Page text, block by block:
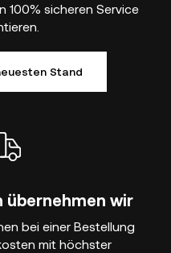
100% sicheren Service
Stand
übernehmen wir
bei einer Bestellung
mit höchster